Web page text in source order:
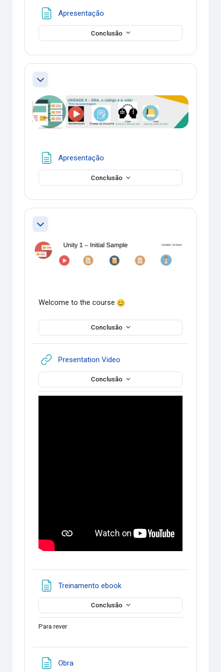
Apresentação
Conclusão
Contrair
Apresentação
Conclusão
Contrair
Conclusão
Welcome to the course
Presentation Video
Conclusão
Treinamento ebookPágina
Conclusão
Para rever
ObraPágina